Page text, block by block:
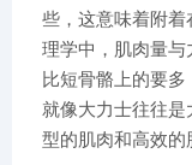
些，这意味着附
理学中，肌肉量
比短骨骼上的要
就像大力士往往
型的肌肉和高效的